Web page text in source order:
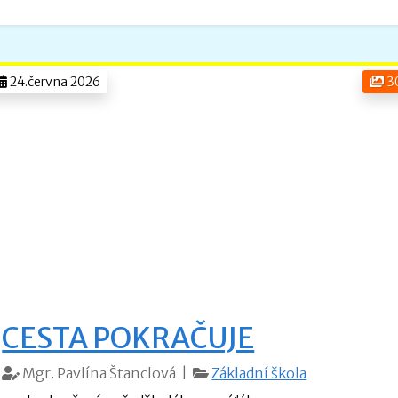
24.června 2026
CESTA POKRAČUJE
Mgr. Pavlína Štanclová |
Základní škola